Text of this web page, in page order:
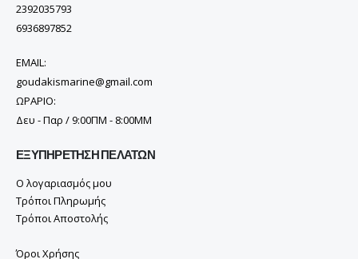
2392035793
6936897852
EMAIL:
goudakismarine@gmail.com
ΩΡΑΡΙΟ:
Δευ - Παρ / 9:00ΠΜ - 8:00ΜΜ
ΕΞΥΠΗΡΈΤΗΣΗ ΠΕΛΑΤΏΝ
Ο λογαριασμός μου
Τρόποι Πληρωμής
Τρόποι Αποστολής
Όροι Χρήσης